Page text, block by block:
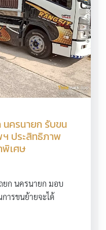
นครนายก รับขน
ประสิทธิภาพ
พิเศษ
ยก นครนายก มอบ
ารขนย้ายจะได้